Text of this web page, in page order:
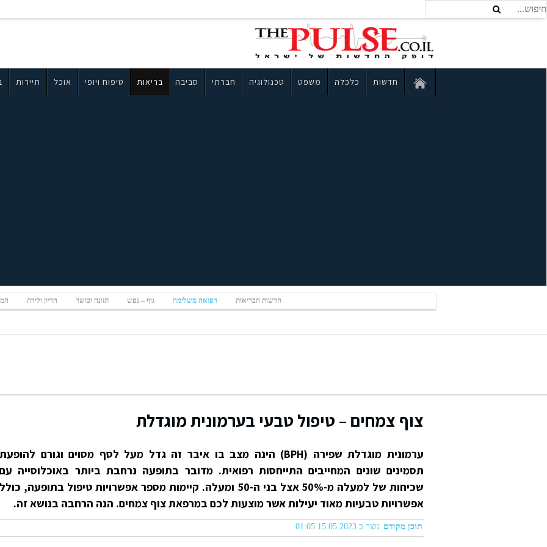
חדשות כלכלה משפט טכנולוגיה חברתי סביבה בריאות טיפוח ויופי אוכל תיירות
חדשות הבריאות רפואה משלימה גוף – נפש תזונה וכושר הריון ולידה
צוף צמחים – טיפול טבעי בערמונית מוגדלת
ערמונית מוגדלת שפירה (BPH) הינה מצב בו איבר זה גדל מעל לסף מסוים וגורם להופעת
תסמינים שונים המחייבים התייחסות רפואית. מדובר בתופעה נרחבת ביותר באוכלוסייה עם
שכיחות של למעלה מ-50% אצל בני ה-50 ומעלה. קיימות מספר אפשרויות טיפול בתופעה, כולל
אפשרויות טבעיות מאוד יעילות אשר מוצעות לכם במרפאת צוף צמחים. הנה הרחבה בנושא זה.
תוכן מקודם נוצר ב 15.05.2023 01:05